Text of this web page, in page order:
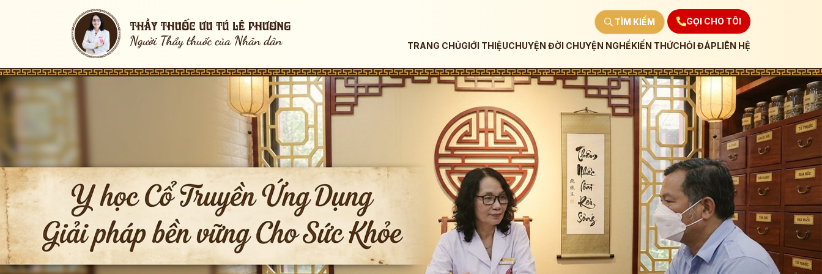
TÌM KIẾM GỌI CHO TÔI
TRANG CHỦGIỚI THIỆUCHUYỆN ĐỜI CHUYỆN NGHỀKIẾN THỨCHỎI ĐÁPLIÊN HỆ